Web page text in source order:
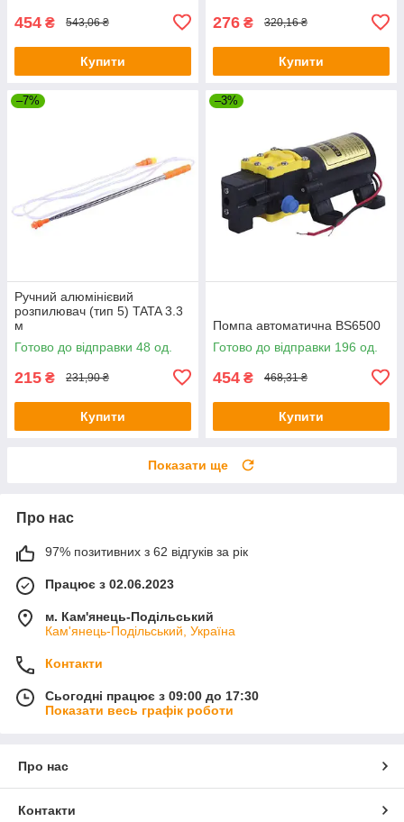
454 ₴ 543,06 ₴
Купити
276 ₴ 320,16 ₴
Купити
–7%
Ручний алюмінієвий
розпилювач (тип 5) TATA 3.3
м
Готово до відправки 48 од.
215 ₴ 231,90 ₴
Купити
–3%
Помпа автоматична BS6500
Готово до відправки 196 од.
454 ₴ 468,31 ₴
Купити
Показати ще
Про нас
97% позитивних з 62 відгуків за рік
Працює з 02.06.2023
м. Кам'янець-Подільський
Кам'янець-Подільський, Україна
Контакти
Сьогодні працює з 09:00 до 17:30
Показати весь графік роботи
Про нас
Контакти